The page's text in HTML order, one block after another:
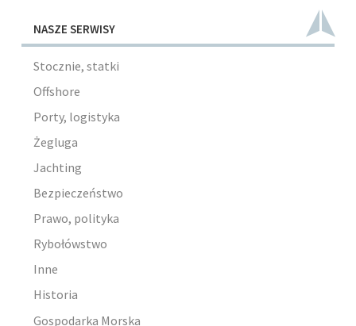
NASZE SERWISY
Stocznie, statki
Offshore
Porty, logistyka
Żegluga
Jachting
Bezpieczeństwo
Prawo, polityka
Rybołówstwo
Inne
Historia
Gospodarka Morska